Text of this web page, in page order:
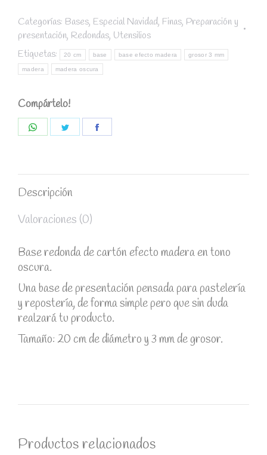
oscura
diámetro
20
cm
grosor
mm
Categorías: Bases, Especial Navidad, Finas, Preparación y
presentación, Redondas, Utensilios
Etiquetas:
20 cm base base efecto madera grosor 3 mm
madera madera oscura
Compártelo!
Descripción
Valoraciones (0)
Base redonda de cartón efecto madera en tono
oscura.
Una base de presentación pensada para pastelería
y repostería, de forma simple pero que sin duda
realzará tu producto.
Tamaño: 20 cm de diámetro y 3 mm de grosor.
Productos relacionados